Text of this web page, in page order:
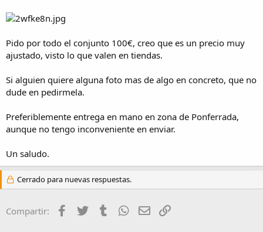
Pido por todo el conjunto 100€, creo que es un precio muy
ajustado, visto lo que valen en tiendas.
Si alguien quiere alguna foto mas de algo en concreto, que no
dude en pedirmela.
Preferiblemente entrega en mano en zona de Ponferrada,
aunque no tengo inconveniente en enviar.
Un saludo.
Cerrado para nuevas respuestas.
Compartir: Facebook
Twitter TumblrWhatsApp
Email